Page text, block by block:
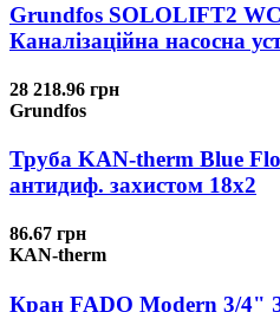
Grundfos SOLOLIFT2
Каналізаційна насосна
28 218.96 грн
Grundfos
Труба KAN-therm Blue
антидиф. захистом 18х2
86.67 грн
KAN-therm
Кран FADO Modern 3/4"